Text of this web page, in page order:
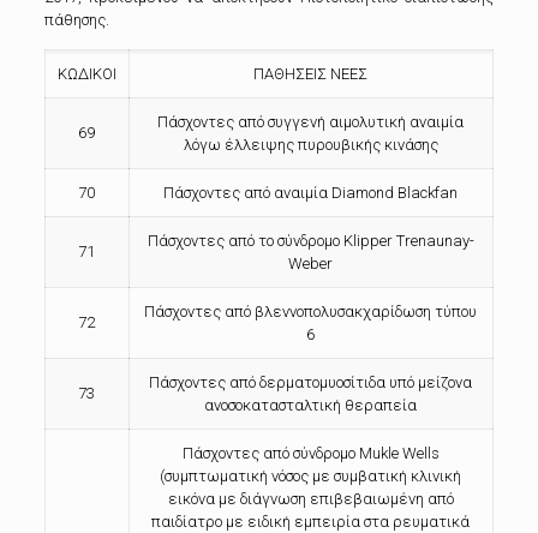
πάθησης.
ΚΩΔΙΚΟΙ ΠΑΘΗΣΕΙΣ ΝΕΕΣ
69
Πάσχοντες από συγγενή αιμολυτική αναιμία
λόγω έλλειψης πυρουβικής κινάσης
70 Πάσχοντες από αναιμία Diamond Blackfan
71
Πάσχοντες από το σύνδρομο Klipper Trenaunay-
Weber
72
Πάσχοντες από βλεννοπολυσακχαρίδωση τύπου
6
73
Πάσχοντες από δερματομυοσίτιδα υπό μείζονα
ανοσοκατασταλτική θεραπεία
Πάσχοντες από σύνδρομο Mukle Wells
(συμπτωματική νόσος με συμβατική κλινική
εικόνα με διάγνωση επιβεβαιωμένη από
παιδίατρο με ειδική εμπειρία στα ρευματικά